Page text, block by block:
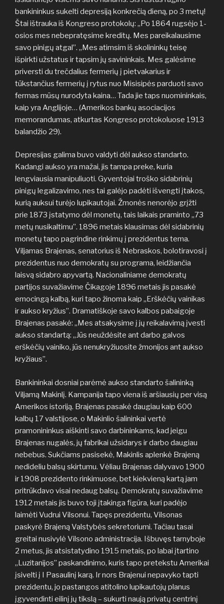
bankininkus sukelti depresiją konkrečią dieną, po 3 metų!
Štai ištrauka iš Kongreso protokolų: „Po 1864 rugsėjo 1-
osios mes nebepratęsime kreditų. Mes pareikalausime
savo pinigų atgal”. „Mes atimsim iš skolininkų teisę
išpirkti užstatus ir tapsim jų savininkais. Mes galėsime
priversti du trečdalius fermerių į pietvakarius ir
tūkstančius fermerių į rytus nuo Misisipės parduoti savo
fermas mūsų nurodyta kaina… Tada jie taps nuomininkais,
kaip yra Anglijoje… (Amerikos bankų asociacijos
memorandumas, atkurtas Kongreso protokoluose 1913
balandžio 29).
Depresijas galima buvo valdyti dėl aukso standarto.
Kadangi aukso yra mažai, jis tampa preke, kuria
lengviausia manipuliuoti. Gyventojai troško sidabrinių
pinigų legalizavimo, nes tai galėjo padėti išvengti įtakos,
kurią auksui turėjo lupikautojai. Žmonės nenorėjo grįžti
prie 1873 įstatymo dėl monetų, tais laikais praminto „73
metų nusikaltimu”. 1896 metais klausimas dėl sidabrinių
monetų tapo pagrindine rinkimų į prezidentus tema.
Viljamas Brajenas, senatorius iš Nebraskos, bolotiravosi į
prezidentus nuo demokratų su programa, leidžiančia
laisvą sidabro apyvartą. Nacionaliniame demokratų
partijos suvažiavime Čikagoje 1896 metais jis pasakė
emocingą kalbą, kuri tapo žinoma kaip „Erškėčių vainikas
ir aukso kryžius”. Dramatiškoje savo kalbos pabaigoje
Brajenas pasakė: „Mes atsakysime į jų reikalavimą įvesti
aukso standartą: „Jūs neuždėsite ant darbo galvos
erškėčių vainiko, jūs nenukryžiuosite žmonijos ant aukso
kryžiaus”.
Bankininkai dosniai parėmė aukso standarto šalininką
Viljamą Makinlį. Kampanija tapo viena iš aršiausių per visą
Amerikos istoriją. Brajenas pasakė daugiau kaip 600
kalbų 17 valstijose, o Makinlio šalininkai vertė
pramonininkus aiškinti savo darbininkams, kad jeigu
Brajenas nugalės, jų fabrikai užsidarys ir darbo daugiau
nebebus. Sukčiams pasisekė, Makinlis aplenkė Brajeną
nedideliu balsų skirtumu. Vėliau Brajenas dalyvavo 1900
ir 1908 prezidento rinkimuose, bet kiekvieną kartą jam
pritrūkdavo visai nedaug balsų. Demokratų suvažiavime
1912 metais jis buvo toji įtakinga figūra, kuri padėjo
laimėti Vudrui Vilsonui. Tapęs prezidentu, Vilsonas
paskyrė Brajeną Valstybės sekretoriumi. Tačiau tasai
greitai nusivylė Vilsono administracija. Išbuvęs tarnyboje
2 metus, jis atsistatydino 1915 metais, po labai įtartino
„Luzitanijos” paskandinimo, kuris tapo pretekstu Amerikai
įsivelti į I Pasaulinį karą. Ir nors Brajenui nepavyko tapti
prezidentu, jo pastangos atitolino lupikautojų planus
įgyvendinti eilinį jų tikslą – sukurti naują privatų centrinį